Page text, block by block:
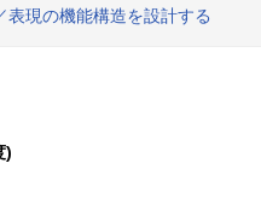
表現の機能構造を設計する
)